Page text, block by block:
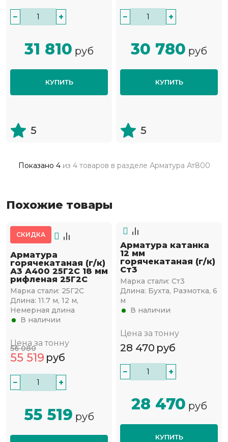
− +
31 810 руб
КУПИТЬ
5
− +
30 780 руб
КУПИТЬ
5
Показано 4из 4 товаров в разделе Арматура Ат800
Похожие товары
СКИДКА
Арматура
горячекатаная (г/к)
А3 А400 25Г2С 18 мм
рифленая 25Г2С
Марка стали: 25Г2С
Длина: 11.7 м, 12 м,
Немерная длина
В наличии
Цена за тонну
56 080
55 519 руб
− +
55 519 руб
Арматура катанка
12 мм
горячекатаная (г/к)
Ст3
Марка стали: Ст3
Длина: Бухта, Размотка, 6
м
В наличии
Цена за тонну
28 470 руб
− +
28 470 руб
КУПИТЬ